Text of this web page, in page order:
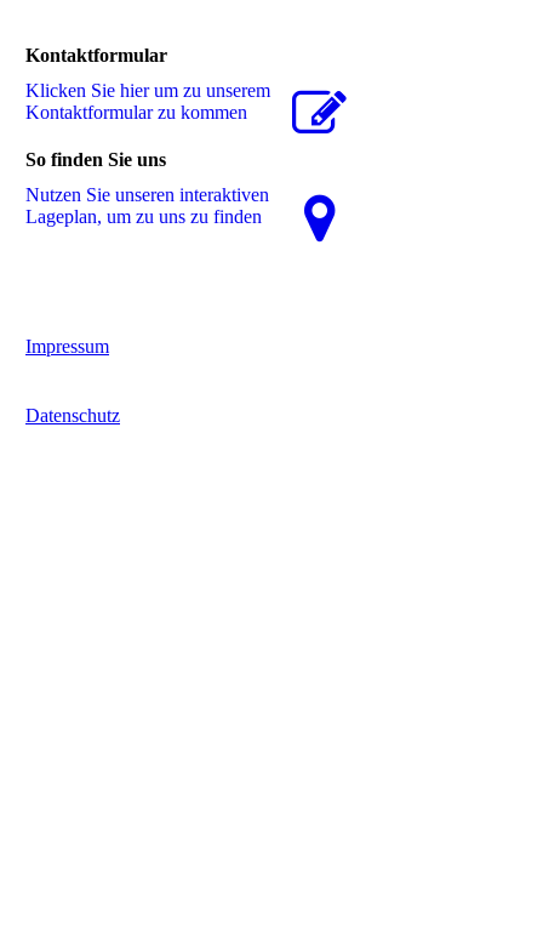
Kontaktformular
Klicken Sie hier um zu unserem
Kon­takt­for­mu­lar zu kommen
So finden Sie uns
Nutzen Sie unseren interaktiven
La­ge­plan, um zu uns zu finden
Impressum
Datenschutz